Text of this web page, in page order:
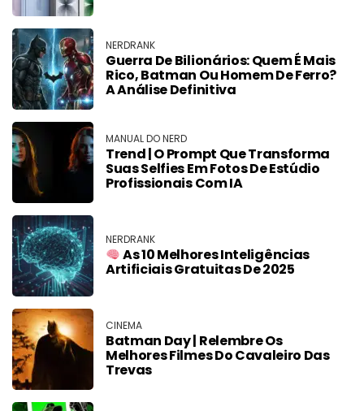
NERDRANK
Guerra De Bilionários: Quem É Mais
Rico, Batman Ou Homem De Ferro?
A Análise Definitiva
MANUAL DO NERD
Trend | O Prompt Que Transforma
Suas Selfies Em Fotos De Estúdio
Profissionais Com IA
NERDRANK
As 10 Melhores Inteligências
Artificiais Gratuitas De 2025
CINEMA
Batman Day | Relembre Os
Melhores Filmes Do Cavaleiro Das
Trevas